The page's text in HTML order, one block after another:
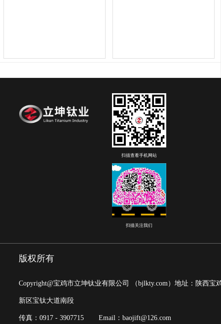
扫描查看手机网站
扫描关注我们
版权所有
Copyright@宝鸡市立坤钛业有限公司 （bjlkty.com） 地址：陕西宝
新区宝钛大道南段
传真：0917 - 3907715 Email：baojift@126.com